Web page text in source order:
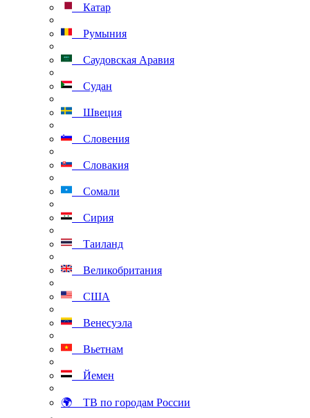
Катар
Румыния
Саудовская Аравия
Судан
Швеция
Словения
Словакия
Сомали
Сирия
Таиланд
Великобритания
США
Венесуэла
Вьетнам
Йемен
🌍 ТВ по городам России